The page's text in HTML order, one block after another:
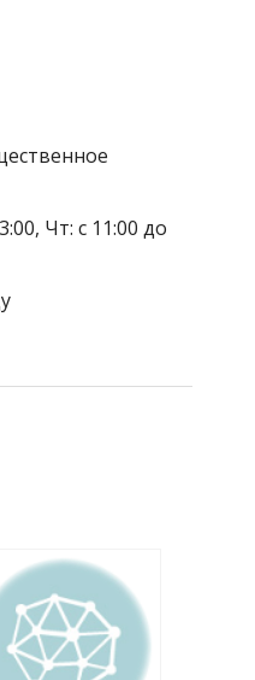
Чт: с 11:00 до